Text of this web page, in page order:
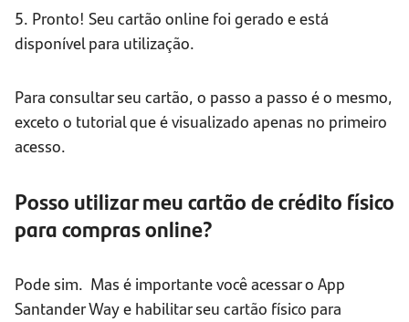
5. Pronto! Seu cartão online foi gerado e está
disponível para utilização.
Para consultar seu cartão, o passo a passo é o mesmo,
exceto o tutorial que é visualizado apenas no primeiro
acesso.
Posso utilizar meu cartão de crédito físico
para compras online?
Pode sim. Mas é importante você acessar o App
Santander Way e habilitar seu cartão físico para